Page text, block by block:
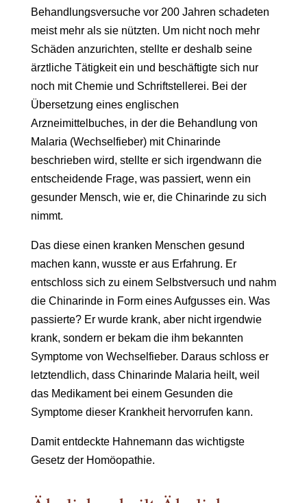
Behandlungsversuche vor 200 Jahren schadeten
meist mehr als sie nützten. Um nicht noch mehr
Schäden anzurichten, stellte er deshalb seine
ärztliche Tätigkeit ein und beschäftigte sich nur
noch mit Chemie und Schriftstellerei. Bei der
Übersetzung eines englischen
Arzneimittelbuches, in der die Behandlung von
Malaria (Wechselfieber) mit Chinarinde
beschrieben wird, stellte er sich irgendwann die
entscheidende Frage, was passiert, wenn ein
gesunder Mensch, wie er, die Chinarinde zu sich
nimmt.
Das diese einen kranken Menschen gesund
machen kann, wusste er aus Erfahrung. Er
entschloss sich zu einem Selbstversuch und nahm
die Chinarinde in Form eines Aufgusses ein. Was
passierte? Er wurde krank, aber nicht irgendwie
krank, sondern er bekam die ihm bekannten
Symptome von Wechselfieber. Daraus schloss er
letztendlich, dass Chinarinde Malaria heilt, weil
das Medikament bei einem Gesunden die
Symptome dieser Krankheit hervorrufen kann.
Damit entdeckte Hahnemann das wichtigste
Gesetz der Homöopathie.